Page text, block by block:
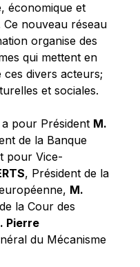
économique et
nouveau réseau
organise des
qui mettent en
divers acteurs;
et sociales.
a pour Président M.
de la Banque
pour Vice-
, Président de la
M.
la Cour des
Pierre
du Mécanisme